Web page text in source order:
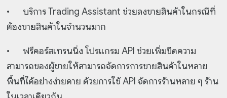
•
บริการ Trading Assistant ช่วยลงขายสินค้าในกรณีที่
ต้องขายสินค้าในจำนวนมาก
•
ฟรีคอร์สเทรนนิ่ง โปรแกรม API ช่วยเพิ่มขีดความ
สามารถของผู้ขายให้สามารถจัดการการขายสินค้าในหลาย
พื้นที่ได้อย่างง่ายดาย ด้วยการใช้ API จัดการร้านหลาย ๆ ร้าน